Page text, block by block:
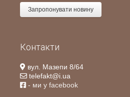
Запропонувати новину
Контакти
вул. Мазепи 8/64
telefakt@i.ua
- ми у facebook